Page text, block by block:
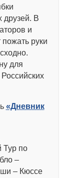
друзей. В
и
руки
для
«Дневник
Тур по
–
– Кюссе